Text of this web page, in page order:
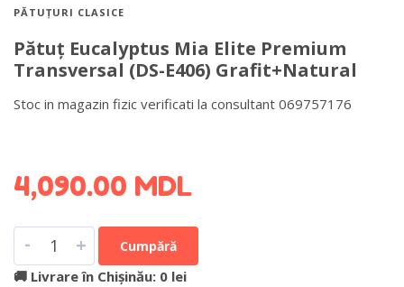
PĂTUȚURI CLASICE
Pătuţ Eucalyptus Mia Elite Premium
Transversal (DS-E406) Grafit+Natural
Stoc in magazin fizic verificati la consultant 069757176
4,090.00 MDL
- + Cumpără
🚚 Livrare în Chișinău: 0 lei